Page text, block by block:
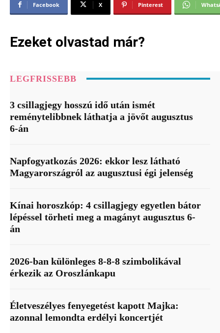
Facebook X Pinterest
Ezeket olvastad már?
LEGFRISSEBB
3 csillagjegy hosszú idő után ismét
reménytelibbnek láthatja a jövőt augusztus
6-án
Napfogyatkozás 2026: ekkor lesz látható
Magyarországról az augusztusi égi jelenség
Kínai horoszkóp: 4 csillagjegy egyetlen bátor
lépéssel törheti meg a magányt augusztus 6-
án
2026-ban különleges 8-8-8 szimbolikával
érkezik az Oroszlánkapu
Életveszélyes fenyegetést kapott Majka:
azonnal lemondta erdélyi koncertjét